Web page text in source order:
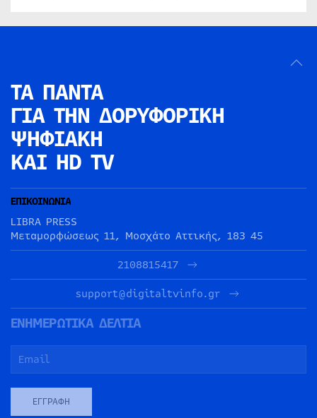
ΤΑ ΠΑΝΤΑ
ΓΙΑ ΤΗΝ ΔΟΡΥΦΟΡΙΚΗ
ΨΗΦΙΑΚΗ
ΚΑΙ HD TV
ΕΠΙΚΟΙΝΩΝΙΑ
LIBRA PRESS
Μεταμορφώσεως 11, Μοσχάτο Αττικής, 183 45
2108815417
support@digitaltvinfo.gr
ΕΝΗΜΕΡΩΤΙΚΑ ΔΕΛΤΙΑ
ΕΓΓΡΑΦΉ